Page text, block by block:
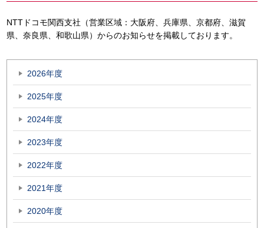
NTTドコモ関西支社（営業区域：大阪府、兵庫県、京都府、滋賀
県、奈良県、和歌山県）からのお知らせを掲載しております。
2026年度
2025年度
2024年度
2023年度
2022年度
2021年度
2020年度